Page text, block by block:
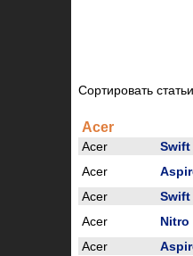
Сортировать
Acer
Acer Swift
Acer
Acer
Swift
Acer
Nitro
Acer